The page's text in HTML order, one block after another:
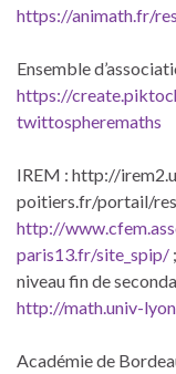
https://animath.fr/
Ensemble
https://
twittospheremaths
IREM : http://
poitiers.fr/portail/
http://
paris13.fr/site_spip/
niveau fin de
http://math.univ-
Académie de